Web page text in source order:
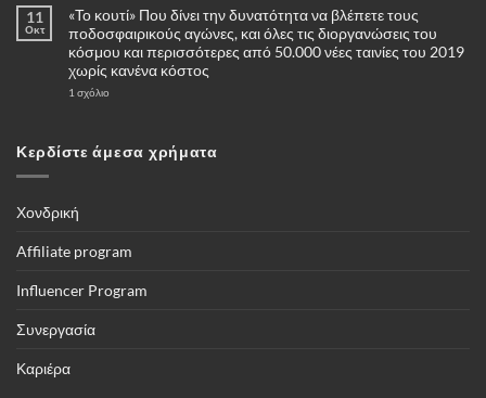
σχόλια
Πότε
και
να
επιλέξω
κάμερες
4G
11
Οκτ
«Το κουτί» Που δίνει την δυνατότητα να βλέπετε τους
ποδοσφαιρικούς αγώνες, και όλες τις διοργανώσεις του
κόσμου και περισσότερες από 50.000 νέες ταινίες του 2019
χωρίς κανένα κόστος
1 σχόλιο
την
και
όλες
διοργανώσεις
του
Κερδίστε άμεσα χρήματα
Χονδρική
Affiliate program
Influencer Program
Συνεργασία
Καριέρα